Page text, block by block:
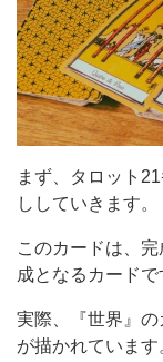
まず、タロット
ししていきます。
このカードは、
成となるカードで
実際、『世界』
が描かれていま